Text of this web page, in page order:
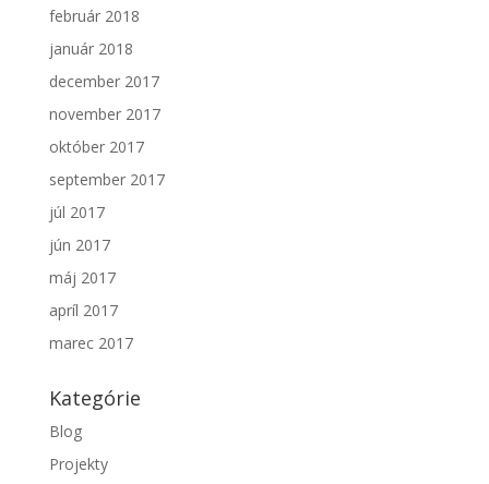
február 2018
január 2018
december 2017
november 2017
október 2017
september 2017
júl 2017
jún 2017
máj 2017
apríl 2017
marec 2017
Kategórie
Blog
Projekty